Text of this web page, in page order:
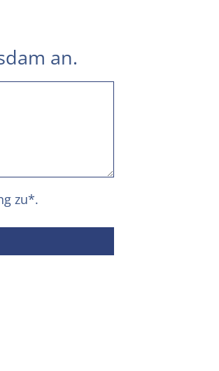
an.
zu*.